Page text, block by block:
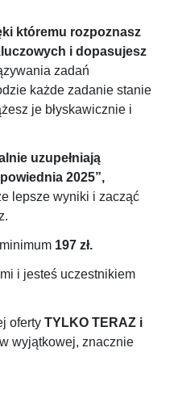
któremu rozpoznasz
i dopasujesz
zadań
każde zadanie stanie
je błyskawicznie i
uzupełniają
2025”,
lepsze wyniki i zacząć
197 zł.
i jesteś uczestnikiem
oferty TYLKO TERAZ i
wyjątkowej, znacznie